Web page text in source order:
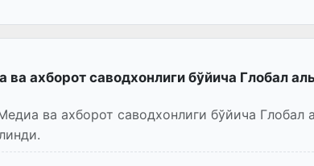
ахборот саводхонлиги бўйича Глобал
ва ахборот саводхонлиги бўйича Глобал